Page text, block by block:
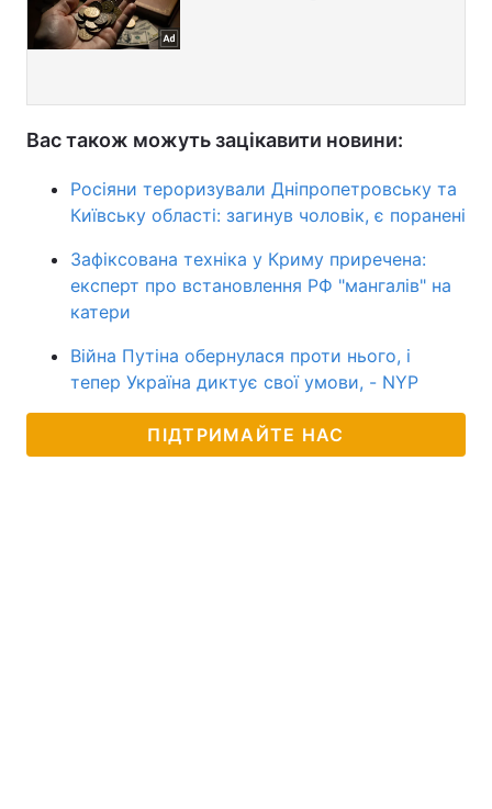
Вас також можуть зацікавити новини:
Росіяни тероризували Дніпропетровську та
Київську області: загинув чоловік, є поранені
Зафіксована техніка у Криму приречена:
експерт про встановлення РФ "мангалів" на
катери
Війна Путіна обернулася проти нього, і
тепер Україна диктує свої умови, - NYP
ПІДТРИМАЙТЕ НАС